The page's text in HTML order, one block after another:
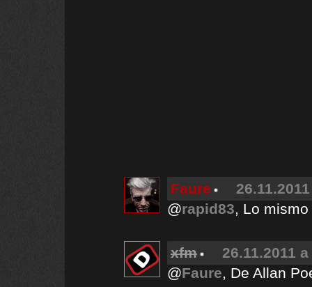
Faure
@rapid83, Lo
xfm
26.11.2011
@Faure, De Allan